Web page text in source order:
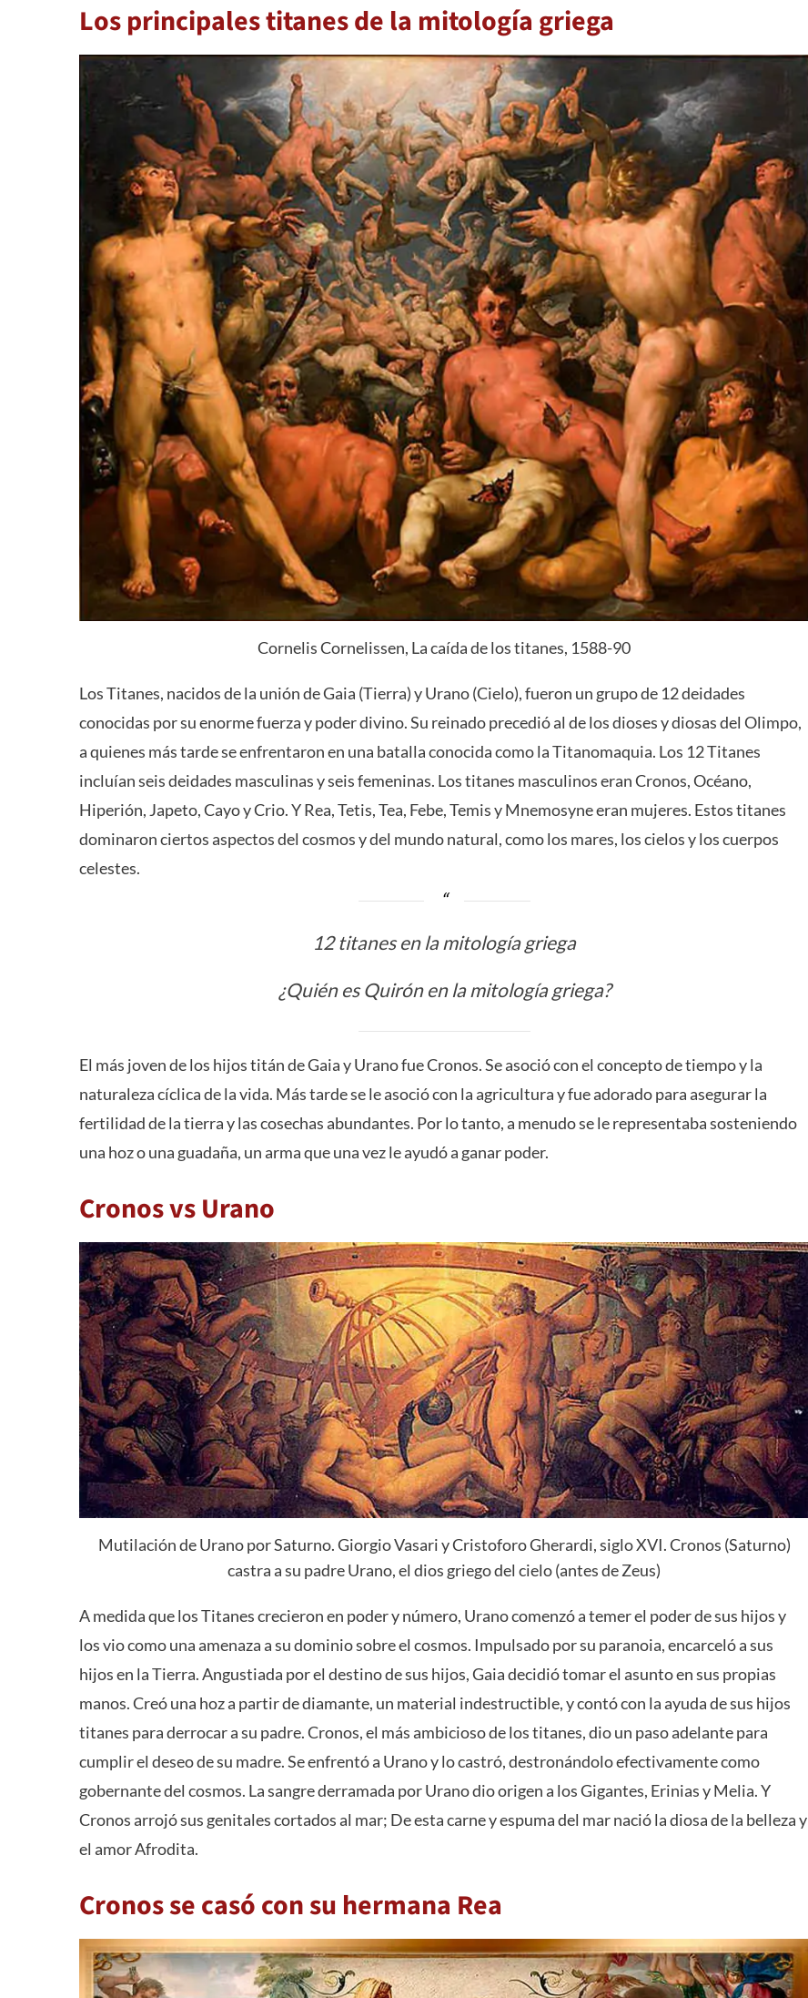
Los principales titanes de la mitología griega
Cornelis Cornelissen, La caída de los titanes, 1588-90
Los Titanes, nacidos de la unión de Gaia (Tierra) y Urano (Cielo), fueron un grupo de 12 deidades
conocidas por su enorme fuerza y ​​poder divino. Su reinado precedió al de los dioses y diosas del Olimpo,
a quienes más tarde se enfrentaron en una batalla conocida como la Titanomaquia. Los 12 Titanes
incluían seis deidades masculinas y seis femeninas. Los titanes masculinos eran Cronos, Océano,
Hiperión, Japeto, Cayo y Crio. Y Rea, Tetis, Tea, Febe, Temis y Mnemosyne eran mujeres. Estos titanes
dominaron ciertos aspectos del cosmos y del mundo natural, como los mares, los cielos y los cuerpos
celestes.
12 titanes en la mitología griega
¿Quién es Quirón en la mitología griega?
El más joven de los hijos titán de Gaia y Urano fue Cronos. Se asoció con el concepto de tiempo y la
naturaleza cíclica de la vida. Más tarde se le asoció con la agricultura y fue adorado para asegurar la
fertilidad de la tierra y las cosechas abundantes. Por lo tanto, a menudo se le representaba sosteniendo
una hoz o una guadaña, un arma que una vez le ayudó a ganar poder.
Cronos vs Urano
Mutilación de Urano por Saturno. Giorgio Vasari y Cristoforo Gherardi, siglo XVI. Cronos (Saturno)
castra a su padre Urano, el dios griego del cielo (antes de Zeus)
A medida que los Titanes crecieron en poder y número, Urano comenzó a temer el poder de sus hijos y
los vio como una amenaza a su dominio sobre el cosmos. Impulsado por su paranoia, encarceló a sus
hijos en la Tierra. Angustiada por el destino de sus hijos, Gaia decidió tomar el asunto en sus propias
manos. Creó una hoz a partir de diamante, un material indestructible, y contó con la ayuda de sus hijos
titanes para derrocar a su padre. Cronos, el más ambicioso de los titanes, dio un paso adelante para
cumplir el deseo de su madre. Se enfrentó a Urano y lo castró, destronándolo efectivamente como
gobernante del cosmos. La sangre derramada por Urano dio origen a los Gigantes, Erinias y Melia. Y
Cronos arrojó sus genitales cortados al mar; De esta carne y espuma del mar nació la diosa de la belleza y
el amor Afrodita.
Cronos se casó con su hermana Rea